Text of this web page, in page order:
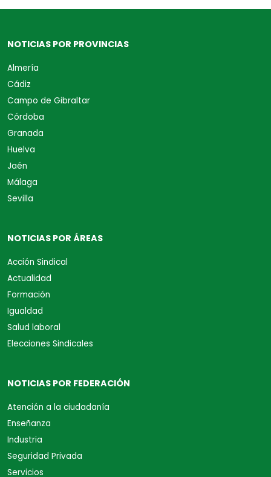
NOTICIAS POR PROVINCIAS
Almería
Cádiz
Campo de Gibraltar
Córdoba
Granada
Huelva
Jaén
Málaga
Sevilla
NOTICIAS POR ÁREAS
Acción Sindical
Actualidad
Formación
Igualdad
Salud laboral
Elecciones Sindicales
NOTICIAS POR FEDERACIÓN
Atención a la ciudadanía
Enseñanza
Industria
Seguridad Privada
Servicios